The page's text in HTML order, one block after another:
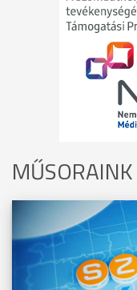
MŰSORAINK